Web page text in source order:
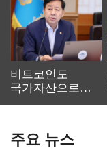
비트코인도
국가자산으로…'
주요 뉴스